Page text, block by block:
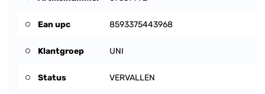
Ean upc 8593375443968
Klantgroep UNI
Status VERVALLEN